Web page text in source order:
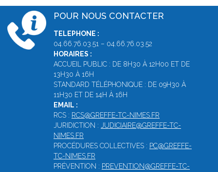
POUR NOUS CONTACTER
TELEPHONE :
04.66.76.03.51 – 04.66.76.03.52
HORAIRES :
ACCUEIL PUBLIC : DE 8H30 À 12H00 ET DE
13H30 À 16H
STANDARD TÉLÉPHONIQUE : DE 09H30 À
11H30 ET DE 14H À 16H
EMAIL :
RCS : RCS@GREFFE-TC-NIMES.FR
JURIDICTION : JUDICIAIRE@GREFFE-TC-
NIMES.FR
PROCÉDURES COLLECTIVES : PC@GREFFE-
TC-NIMES.FR
PRÉVENTION : PREVENTION@GREFFE-TC-